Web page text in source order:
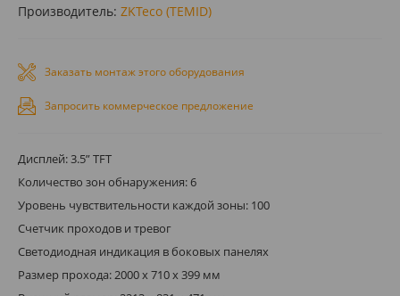
Производитель: ZKTeco (TEMID)
Заказать монтаж этого оборудования
Запросить коммерческое предложение
Дисплей: 3.5” TFT
Количество зон обнаружения: 6
Уровень чувствительности каждой зоны: 100
Счетчик проходов и тревог
Светодиодная индикация в боковых панелях
Размер прохода: 2000 х 710 х 399 мм